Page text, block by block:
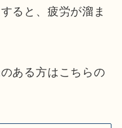
ると、疲労が溜ま
ある方はこちらの